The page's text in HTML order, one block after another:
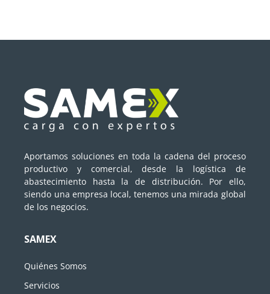
Aportamos soluciones en toda la cadena del proceso
productivo y comercial, desde la logística de
abastecimiento hasta la de distribución. Por ello,
siendo una empresa local, tenemos una mirada global
de los negocios.
SAMEX
Quiénes Somos
Servicios